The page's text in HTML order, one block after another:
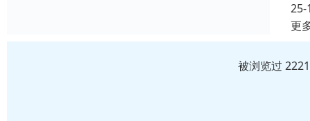
25-
更
被浏览过